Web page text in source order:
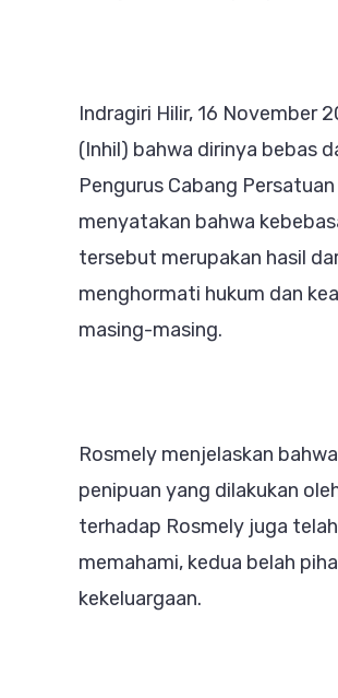
Indragiri Hilir, 16 November
(Inhil) bahwa dirinya bebas
Pengurus Cabang
menyatakan bahwa
tersebut merupakan hasil
menghormati hukum dan
masing-masing.
Rosmely menjelaskan
penipuan yang dilakukan
terhadap Rosmely juga
memahami, kedua belah
kekeluargaan.